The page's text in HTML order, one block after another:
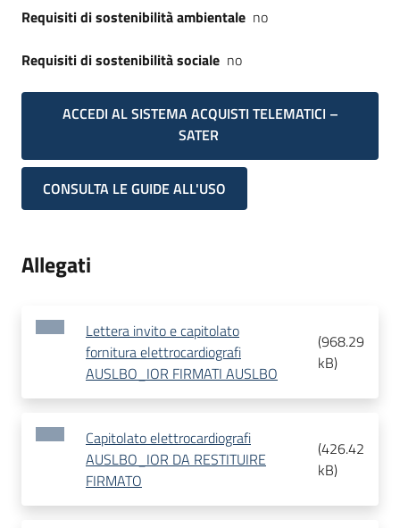
Requisiti di sostenibilità ambientale no
Requisiti di sostenibilità sociale no
ACCEDI AL SISTEMA ACQUISTI TELEMATICI –
SATER
CONSULTA LE GUIDE ALL'USO
Allegati
Lettera invito e capitolato
fornitura elettrocardiografi
AUSLBO_IOR FIRMATI AUSLBO
(968.29
kB)
Capitolato elettrocardiografi
AUSLBO_IOR DA RESTITUIRE
FIRMATO
(426.42
kB)